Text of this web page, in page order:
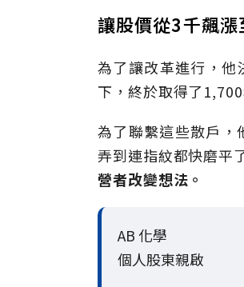
讓股價從3千飆
為了讓改革進行，他
下，終於取得了
為了聯繫這些散戶，
弄到連指紋都快磨平
營者改變想法。
AB 化學
個人股東親啟